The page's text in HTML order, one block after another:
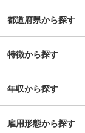
都道府県から探す
特徴から探す
年収から探す
雇用形態から探す